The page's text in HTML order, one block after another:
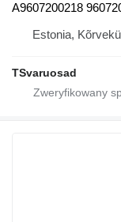
A9607200218
Estonia,
TSvaruosad